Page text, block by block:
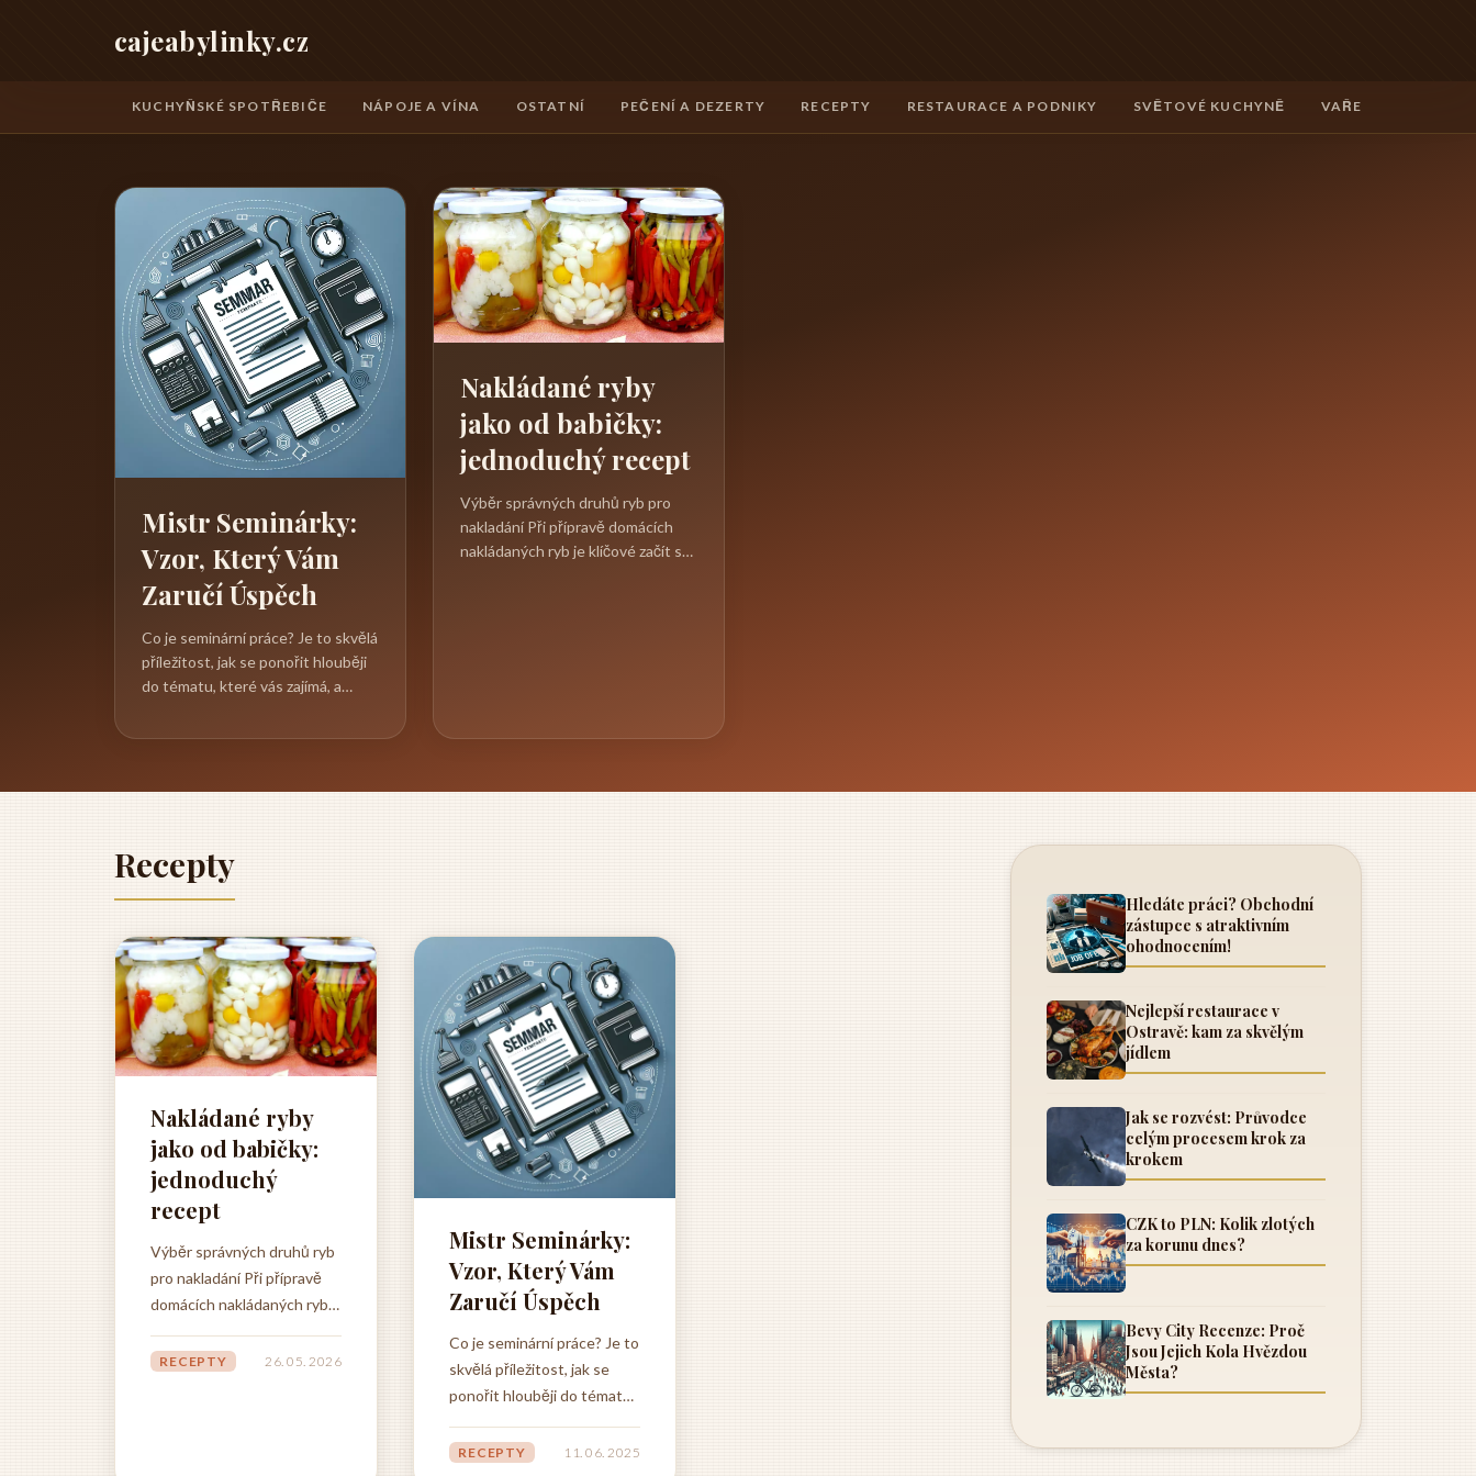
cajeabylinky.cz
KUCHYŇSKÉ SPOTŘEBIČE NÁPOJE A VÍNA OSTATNÍ PEČENÍ A DEZERTY RECEPTY RESTAURACE A PODNIKY SVĚTOVÉ KUCHYNĚ VAŘENÍ A
Mistr Seminárky:
Vzor, Který Vám
Zaručí Úspěch
Co je seminární práce? Je to skvělá
příležitost, jak se ponořit hlouběji
do tématu, které vás zajímá, a
Nakládané ryby
jako od babičky:
jednoduchý recept
Výběr správných druhů ryb pro
nakladání Při přípravě domácích
nakládaných ryb je klíčové začít s
Recepty
Nakládané ryby
jako od babičky:
jednoduchý
recept
Výběr správných druhů ryb
pro nakladání Při přípravě
domácích nakládaných ryb
těch nejkvalitnějších a
RECEPTY 26. 05. 2026
Mistr Seminárky:
Vzor, Který Vám
Zaručí Úspěch
Co je seminární práce? Je to
skvělá příležitost, jak se
ponořit hlouběji do tématu,
své analytické a
RECEPTY 11. 06. 2025
Hledáte práci? Obchodní
zástupce s atraktivním
ohodnocením!
Nejlepší restaurace v
Ostravě: kam za skvělým
jídlem
Jak se rozvést: Průvodce
celým procesem krok za
krokem
CZK to PLN: Kolik zlotých
za korunu dnes?
Bevy City Recenze: Proč
Jsou Jejich Kola Hvězdou
Města?